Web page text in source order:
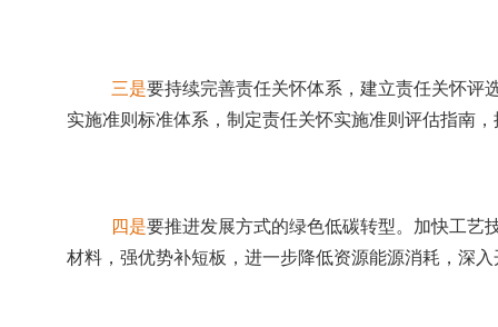
三是要持续完善责任关怀体系，建立责任关怀评
实施准则标准体系，制定责任关怀实施准则评估指南
四是要推进发展方式的绿色低碳转型。加快工艺
材料，强优势补短板，进一步降低资源能源消耗，深